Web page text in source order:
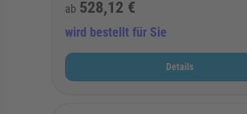
ab 528,12 €
wird bestellt für Sie
Details